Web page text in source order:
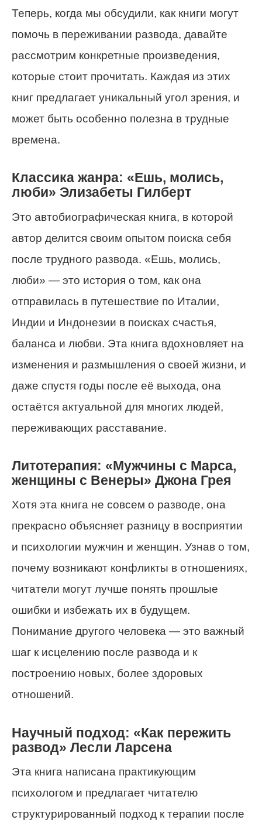
Теперь, когда мы обсудили, как книги могут
помочь в переживании развода, давайте
рассмотрим конкретные произведения,
которые стоит прочитать. Каждая из этих
книг предлагает уникальный угол зрения, и
может быть особенно полезна в трудные
времена.
Классика жанра: «Ешь, молись,
люби» Элизабеты Гилберт
Это автобиографическая книга, в которой
автор делится своим опытом поиска себя
после трудного развода. «Ешь, молись,
люби» — это история о том, как она
отправилась в путешествие по Италии,
Индии и Индонезии в поисках счастья,
баланса и любви. Эта книга вдохновляет на
изменения и размышления о своей жизни, и
даже спустя годы после её выхода, она
остаётся актуальной для многих людей,
переживающих расставание.
Литотерапия: «Мужчины с Марса,
женщины с Венеры» Джона Грея
Хотя эта книга не совсем о разводе, она
прекрасно объясняет разницу в восприятии
и психологии мужчин и женщин. Узнав о том,
почему возникают конфликты в отношениях,
читатели могут лучше понять прошлые
ошибки и избежать их в будущем.
Понимание другого человека — это важный
шаг к исцелению после развода и к
построению новых, более здоровых
отношений.
Научный подход: «Как пережить
развод» Лесли Ларсена
Эта книга написана практикующим
психологом и предлагает читателю
структурированный подход к терапии после